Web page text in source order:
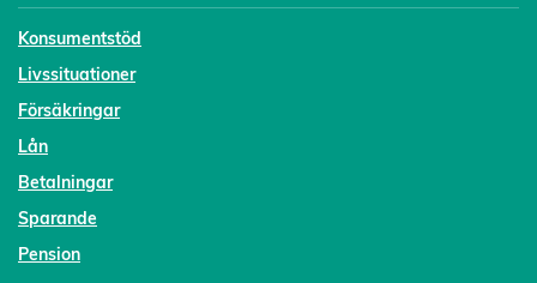
Konsumentstöd
Livssituationer
Försäkringar
Lån
Betalningar
Sparande
Pension